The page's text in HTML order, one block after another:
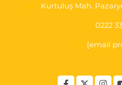
Kurtuluş Mah.
0222
[email